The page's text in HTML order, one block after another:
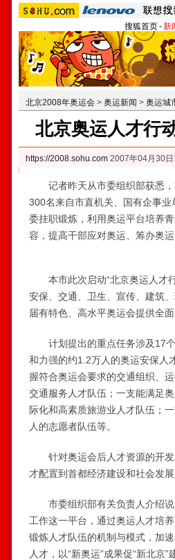
搜狐首页-新
北京2008年奥运会 > 奥运新闻 > 奥运城
北京奥运人才行
https://2008.sohu.com 2007年04月30
记者昨天从市委组织部获悉，
300名来自市直机关、国有企事
委挂职锻炼，利用奥运平台培养
容，提高干部应对奥运、筹办奥
本市此次启动“北京奥运人才行
安保、交通、卫生、宣传、建筑
届有特色、高水平奥运会提供全
计划提出的重点任务涉及17个
和力强的约1.2万人的奥运安保人
握符合奥运会要求的交通组织、
交通服务人才队伍；一支能满足
际化和高素质旅游业人才队伍；
人的志愿者队伍等。
针对奥运会后人才资源的开发
才配置到首都经济建设和社会发
市委组织部有关负责人介绍说
工作这一平台，通过奥运人才培
锻炼人才队伍的机制与模式，加
人才，以“新奥运”成果促“新北京”